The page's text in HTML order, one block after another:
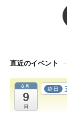
直近のイベント
8月
9
日
終日